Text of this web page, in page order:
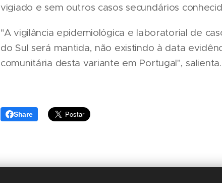
vigiado e sem outros casos secundários
"A vigilância epidemiológica e laboratorial de
do Sul será mantida, não existindo à data
comunitária desta variante em Portugal", salienta.
Share